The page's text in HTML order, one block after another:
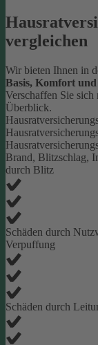
vergleichen
Wir bieten Ihnen in
Basis, Komfort
Verschaffen Sie sich
Überblick.
Brand, Blitzschlag,
durch Blitz
Schäden durch
Verpuffung
Schäden durch